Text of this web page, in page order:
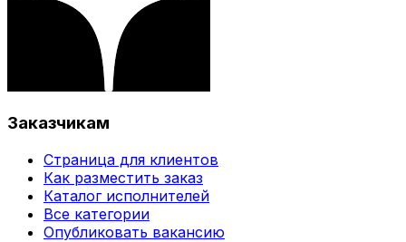
Заказчикам
Страница для клиентов
Как разместить заказ
Каталог исполнителей
Все категории
Опубликовать вакансию